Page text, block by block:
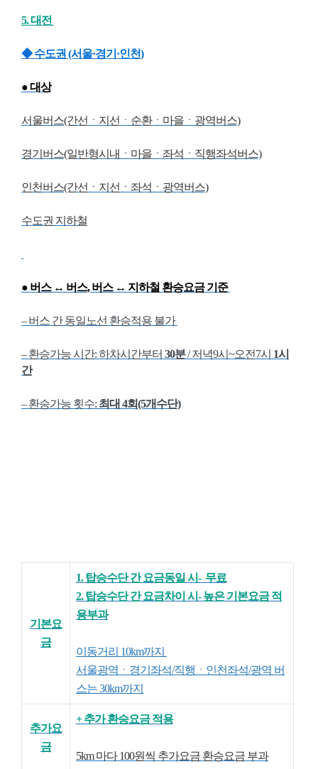
5. 대전
◆ 수도권 (서울·경기 ·인천)
● 대상
서울버스(간선ㆍ지선ㆍ순환ㆍ마을ㆍ광역버스)
경기버스(일반형시내ㆍ마을ㆍ좌석ㆍ직행좌석버스)
인천버스(간선ㆍ지선ㆍ좌석ㆍ광역버스)
수도권 지하철
● 버스 ↔ 버스,버스 ↔ 지하철 환승요금 기준
– 버스 간 동일노선 환승적용 불가
– 환승가능 시간: 하차시간부터 30분/ 저녁9시~오전7시 1시
간
– 환승가능 횟수: 최대 4회(5개수단)
기본요
금
1. 탑승수단 간 요금동일 시- 무료
2. 탑승수단 간 요금차이 시- 높은 기본요금 적
용부과
이동거리 10km까지
서울광역ㆍ경기좌석/직행ㆍ인천좌석/광역 버
스는 30km까지
추가요
금
+ 추가 환승요금 적용
5km 마다 100원씩 추가요금 환승요금 부과